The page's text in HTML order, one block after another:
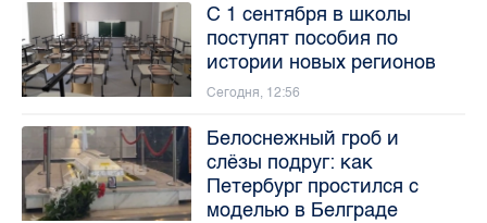
С 1 сентября в школы
поступят пособия по
истории новых регионов
Сегодня, 12:56
Белоснежный гроб и
слёзы подруг: как
Петербург простился с
моделью в Белграде